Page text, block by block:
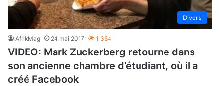
Divers
AfrikMag 24 mai 2017 1 354
VIDEO: Mark Zuckerberg retourne dans
son ancienne chambre d’étudiant, où il a
créé Facebook